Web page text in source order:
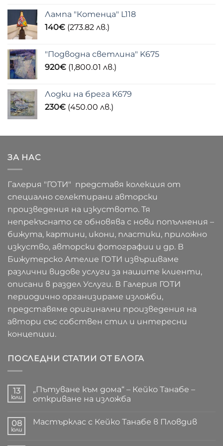
Лампа "Котенца" L118
140€ (273.82 лв.)
"Подводна светлина" K675
920€ (1,800.01 лв.)
Лодки на брега K679
230€ (450.00 лв.)
ЗА НАС
Галерия "ГОТИ" представя колекция от
специално селектирани авторски
произведения на изкуството. Тя
непрекъснато се обновява с нови попълнения –
бижута, картини, икони, пластики, приложно
изкуство, авторски фотографии и др. В
Бижутерско Ателие ГОТИ извършваме
различни видове услуги за нашите клиенти,
описани в раздел Услуги. В Галерия ГОТИ
периодично организираме изложби,
представяме оригинални произведения на
автори със собствен стил и интересни
концепции.
ПОСЛЕДНИ СТАТИИ ОТ БЛОГА
13
юли
„Пътуване към дома“ – Кейко Танабе –
откриване на изложба
за
„Пътуване
08
юли
Мастърклас с Кейко Танабе в Пловдив